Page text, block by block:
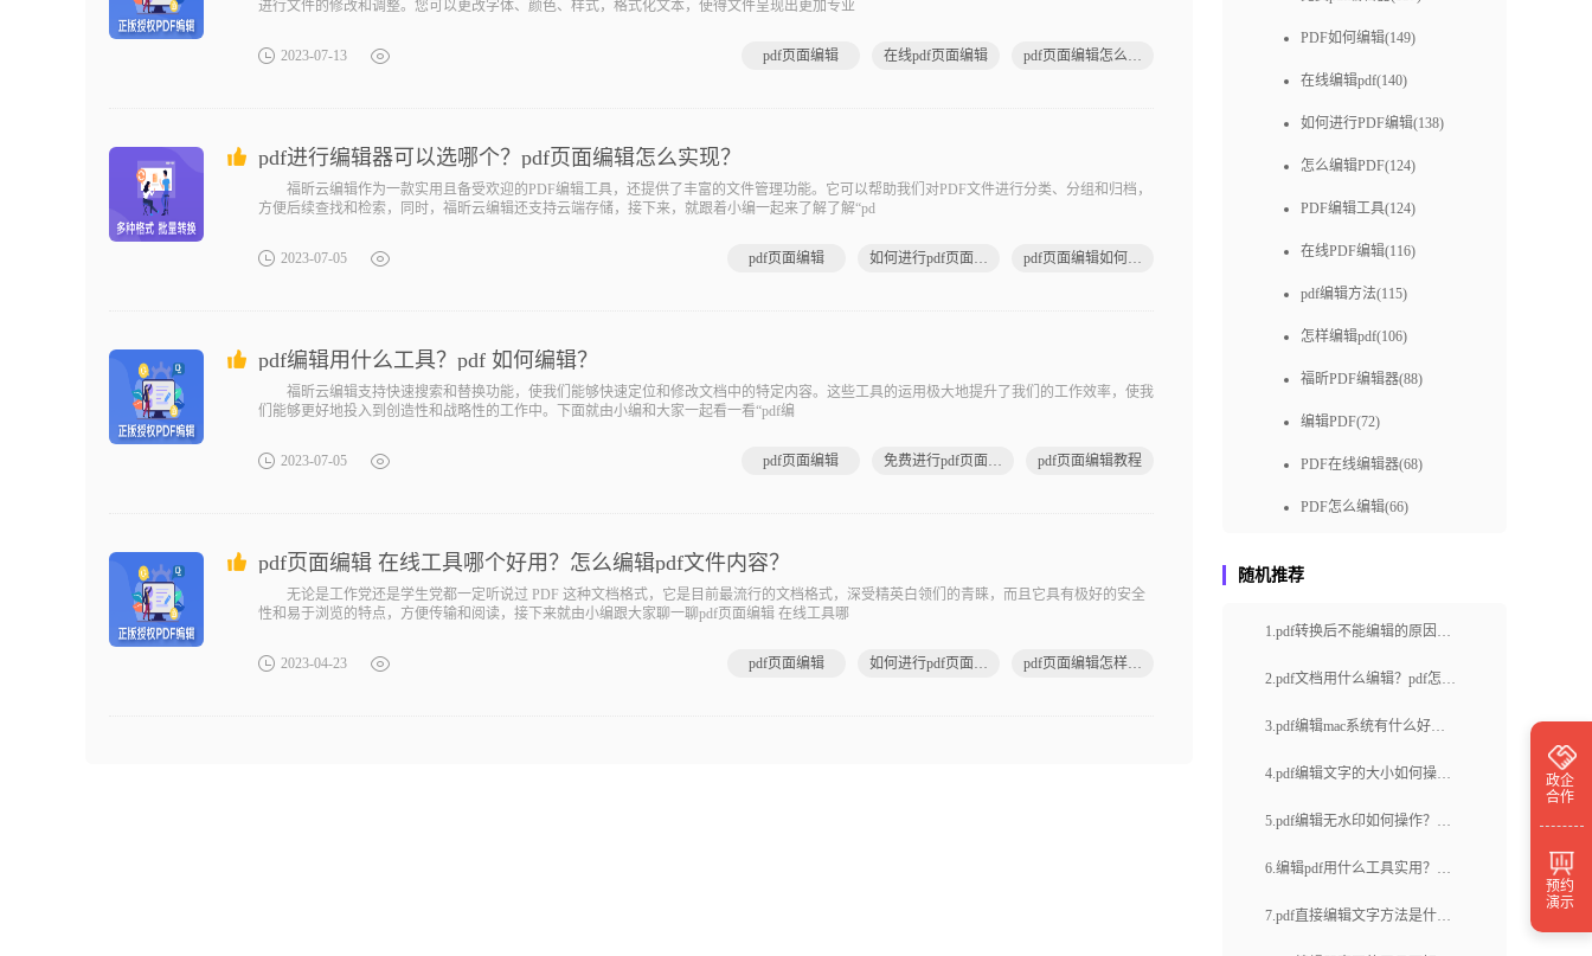
进行文件的修改和调整。您可以更改字体、颜色、样式，格式化文本，使得文件呈现出更加专业
2023-07-13 pdf页面编辑 在线pdf页面编辑 pdf页面编辑怎么搞定
pdf进行编辑器可以选哪个？pdf页面编辑怎么实现？
福昕云编辑作为一款实用且备受欢迎的PDF编辑工具，还提供了丰富的文件管理功能。它可以帮助我们对PDF文件进行分类、分组和归档，
方便后续查找和检索，同时，福昕云编辑还支持云端存储，接下来，就跟着小编一起来了解了解“pd
2023-07-05 pdf页面编辑 如何进行pdf页面编辑 pdf页面编辑如何解决
pdf编辑用什么工具？pdf 如何编辑？
福昕云编辑支持快速搜索和替换功能，使我们能够快速定位和修改文档中的特定内容。这些工具的运用极大地提升了我们的工作效率，使我
们能够更好地投入到创造性和战略性的工作中。下面就由小编和大家一起看一看“pdf编
2023-07-05 pdf页面编辑 免费进行pdf页面编辑 pdf页面编辑教程
pdf页面编辑 在线工具哪个好用？怎么编辑pdf文件内容？
无论是工作党还是学生党都一定听说过 PDF 这种文档格式，它是目前最流行的文档格式，深受精英白领们的青睐，而且它具有极好的安全
性和易于浏览的特点，方便传输和阅读，接下来就由小编跟大家聊一聊pdf页面编辑 在线工具哪
2023-04-23 pdf页面编辑 如何进行pdf页面编辑 pdf页面编辑怎样解决
PDF如何编辑(149)
在线编辑pdf(140)
如何进行PDF编辑(138)
怎么编辑PDF(124)
PDF编辑工具(124)
在线PDF编辑(116)
pdf编辑方法(115)
怎样编辑pdf(106)
福昕PDF编辑器(88)
编辑PDF(72)
PDF在线编辑器(68)
PDF怎么编辑(66)
pdf编辑器免费下载(50)
福昕pdf编辑器下载(49)
pdf编辑方式(48)
快速编辑pdf(48)
随机推荐
1.pdf转换后不能编辑的原因是
什么？什么工具编辑工具方便
2.pdf文档用什么编辑？pdf怎么
编辑图片大小？
3.pdf编辑mac系统有什么好工
具推荐？福昕云编辑都有什么
4.pdf编辑文字的大小如何操
作？pdf页面边距如何调整？
5.pdf编辑无水印如何操作？福
昕云编辑如何提高办公效率？
6.编辑pdf用什么工具实用？编
辑pdf文字内容吗？
7.pdf直接编辑文字方法是什
政企
合作
预约
演示